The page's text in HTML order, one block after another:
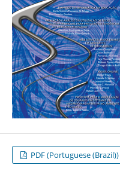
PDF (Portuguese (Brazil))